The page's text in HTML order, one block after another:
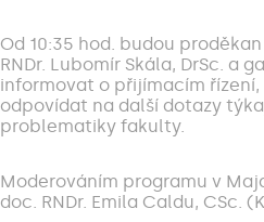
Od 10:35 hod. budou
RNDr. Lubomír Skála, DrSc. a
informovat o přijímacím řízení,
odpovídat na další dotazy
problematiky fakulty.
Moderováním programu v
doc. RNDr. Emila Caldu, CSc.